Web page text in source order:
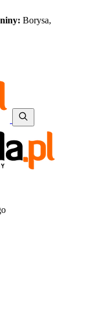
Borysa,